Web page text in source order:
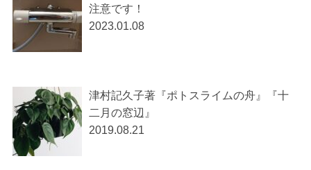
注意です！
2023.01.08
津村記久子著『ポトスライムの舟』『十
二月の窓辺』
2019.08.21